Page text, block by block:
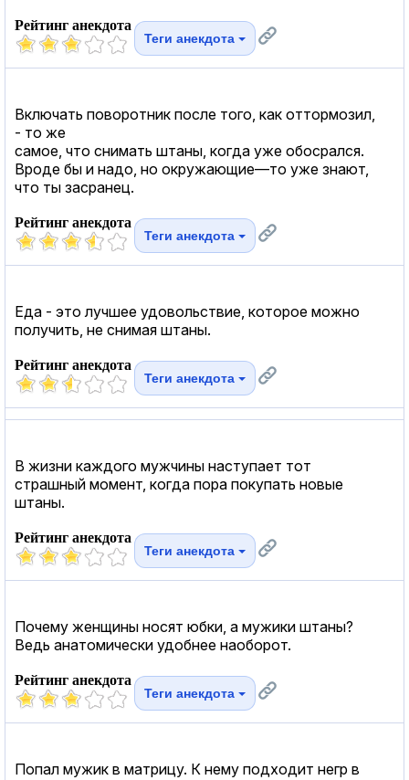
Рейтинг анекдота
Теги анекдота
Включать поворотник после того, как оттормозил,
- то же
самое, что снимать штаны, когда уже обосрался.
Вроде бы и надо, но окружающие—то уже знают,
что ты засранец.
Рейтинг анекдота
Теги анекдота
Еда - это лучшее удовольствие, которое можно
получить, не снимая штаны.
Рейтинг анекдота
Теги анекдота
В жизни каждого мужчины наступает тот
страшный момент, когда пора покупать новые
штаны.
Рейтинг анекдота
Теги анекдота
Почему женщины носят юбки, а мужики штаны?
Ведь анатомически удобнее наоборот.
Рейтинг анекдота
Теги анекдота
Попал мужик в матрицу. К нему подходит негр в